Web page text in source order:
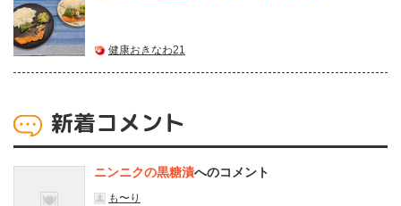
健康おきなわ21
新着コメント
ニンニクの黒糖漬へのコメント
も〜り